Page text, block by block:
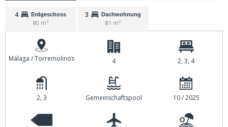
4 Erdgeschoss
80 m²
3 Dachwohnung
81 m²
Málaga / Torremolinos 4 2, 3, 4
2, 3 Gemeinschaftspool 10 / 2025